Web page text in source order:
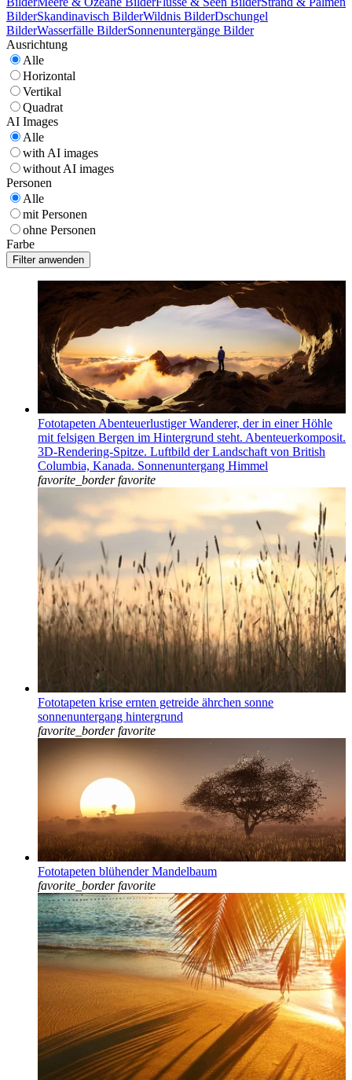
BilderSkandinavisch BilderWildnis BilderDschungel
BilderWasserfälle BilderSonnenuntergänge Bilder
Ausrichtung
Alle
Horizontal
Vertikal
Quadrat
AI Images
Alle
with AI images
without AI images
Personen
Alle
mit Personen
ohne Personen
Farbe
Fototapeten Abenteuerlustiger Wanderer, der in einer Höhle
mit felsigen Bergen im Hintergrund steht. Abenteuerkomposit.
3D-Rendering-Spitze. Luftbild der Landschaft von British
Columbia, Kanada. Sonnenuntergang Himmel
favorite_border favorite
Fototapeten krise ernten getreide ährchen sonne
sonnenuntergang hintergrund
favorite_border favorite
Fototapeten blühender Mandelbaum
favorite_border favorite